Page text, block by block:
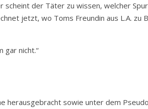
scheint der Täter zu wissen, welcher
jetzt, wo Toms Freundin aus L.A. zu
gar nicht.“
herausgebracht sowie unter dem